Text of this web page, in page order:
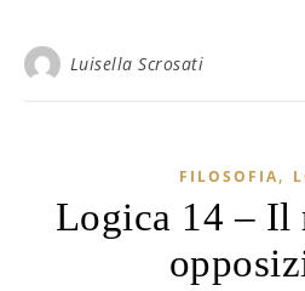
Luisella Scrosati
FILOSOFIA,
Logica 14 – Il